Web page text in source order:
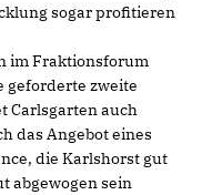
sogar profitieren
im Fraktionsforum
geforderte zweite
Carlsgarten auch
das Angebot eines
die Karlshorst gut
abgewogen sein